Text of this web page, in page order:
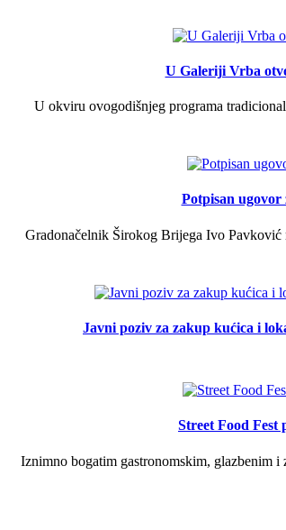
U Galeriji Vrba
U okviru ovogodišnjeg programa
Potpisan
Gradonačelnik Širokog Brijega Ivo Pavković
Javni poziv za zakup kućica i
Street Food
Iznimno bogatim gastronomskim, glazbenim